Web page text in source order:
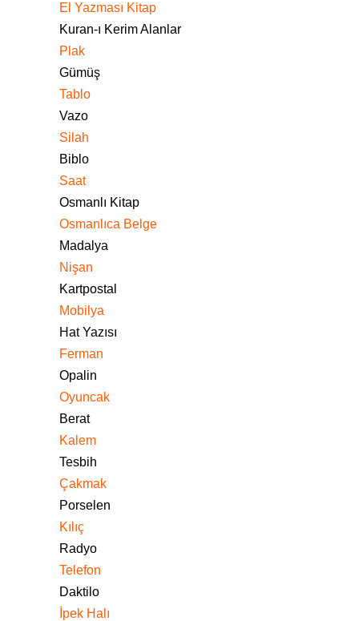
El Yazması Kitap
Kuran-ı Kerim Alanlar
Plak
Gümüş
Tablo
Vazo
Silah
Biblo
Saat
Osmanlı Kitap
Osmanlıca Belge
Madalya
Nişan
Kartpostal
Mobilya
Hat Yazısı
Ferman
Opalin
Oyuncak
Berat
Kalem
Tesbih
Çakmak
Porselen
Kılıç
Radyo
Telefon
Daktilo
İpek Halı